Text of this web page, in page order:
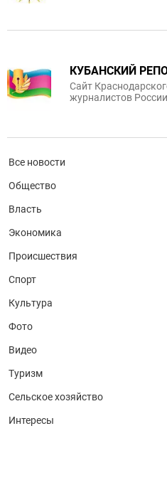
КУБАНСКИЙ
Сайт
журналистов России
Все новости
Общество
Власть
Экономика
Происшествия
Спорт
Культура
Фото
Видео
Туризм
Сельское хозяйство
Интересы